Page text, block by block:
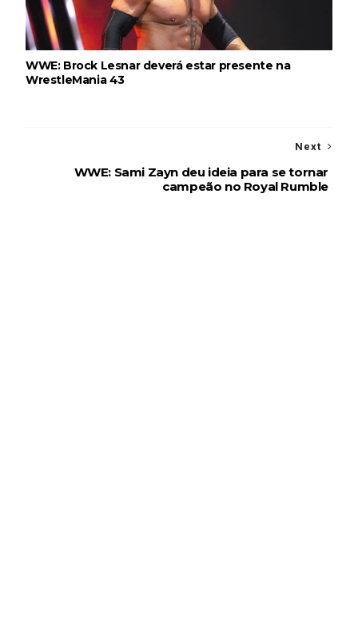
WWE: Brock Lesnar deverá estar presente na
WrestleMania 43
Next
WWE: Sami Zayn deu ideia para se tornar
campeão no Royal Rumble